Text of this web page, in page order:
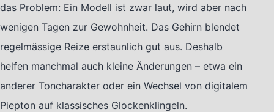
das Problem: Ein Modell ist zwar laut, wird aber nach
wenigen Tagen zur Gewohnheit. Das Gehirn blendet
regelmässige Reize erstaunlich gut aus. Deshalb
helfen manchmal auch kleine Änderungen – etwa ein
anderer Toncharakter oder ein Wechsel von digitalem
Piepton auf klassisches Glockenklingeln.